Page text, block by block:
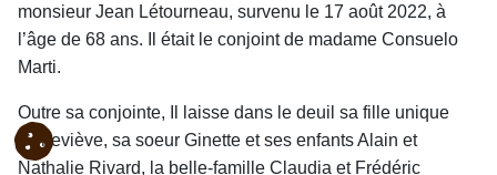
monsieur Jean Létourneau, survenu le 17 août 2022, à
l’âge de 68 ans. Il était le conjoint de madame Consuelo
Marti.
Outre sa conjointe, Il laisse dans le deuil sa fille unique
Geneviève, sa soeur Ginette et ses enfants Alain et
Nathalie Rivard, la belle-famille Claudia et Frédéric